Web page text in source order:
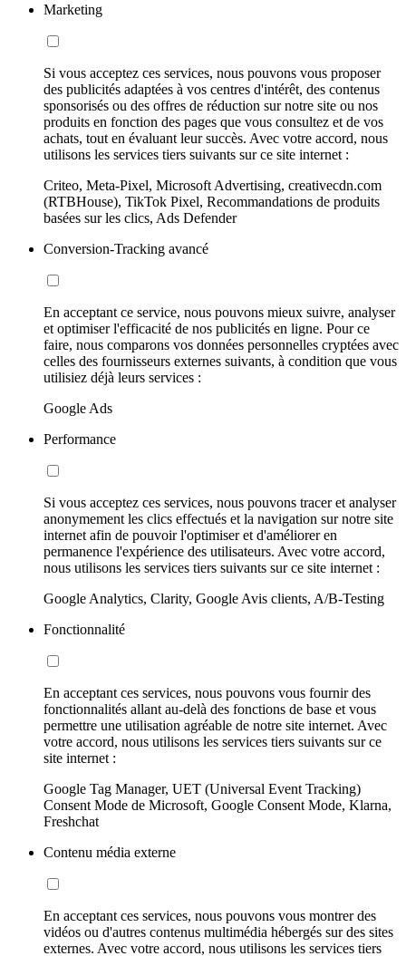
Marketing
Si vous acceptez ces services, nous pouvons vous proposer
des publicités adaptées à vos centres d'intérêt, des contenus
sponsorisés ou des offres de réduction sur notre site ou nos
produits en fonction des pages que vous consultez et de vos
achats, tout en évaluant leur succès. Avec votre accord, nous
utilisons les services tiers suivants sur ce site internet :
Criteo, Meta-Pixel, Microsoft Advertising, creativecdn.com
(RTBHouse), TikTok Pixel, Recommandations de produits
basées sur les clics, Ads Defender
Conversion-Tracking avancé
En acceptant ce service, nous pouvons mieux suivre, analyser
et optimiser l'efficacité de nos publicités en ligne. Pour ce
faire, nous comparons vos données personnelles cryptées avec
celles des fournisseurs externes suivants, à condition que vous
utilisiez déjà leurs services :
Google Ads
Performance
Si vous acceptez ces services, nous pouvons tracer et analyser
anonymement les clics effectués et la navigation sur notre site
internet afin de pouvoir l'optimiser et d'améliorer en
permanence l'expérience des utilisateurs. Avec votre accord,
nous utilisons les services tiers suivants sur ce site internet :
Google Analytics, Clarity, Google Avis clients, A/B-Testing
Fonctionnalité
En acceptant ces services, nous pouvons vous fournir des
fonctionnalités allant au-delà des fonctions de base et vous
permettre une utilisation agréable de notre site internet. Avec
votre accord, nous utilisons les services tiers suivants sur ce
site internet :
Google Tag Manager, UET (Universal Event Tracking)
Consent Mode de Microsoft, Google Consent Mode, Klarna,
Freshchat
Contenu média externe
En acceptant ces services, nous pouvons vous montrer des
vidéos ou d'autres contenus multimédia hébergés sur des sites
externes. Avec votre accord, nous utilisons les services tiers